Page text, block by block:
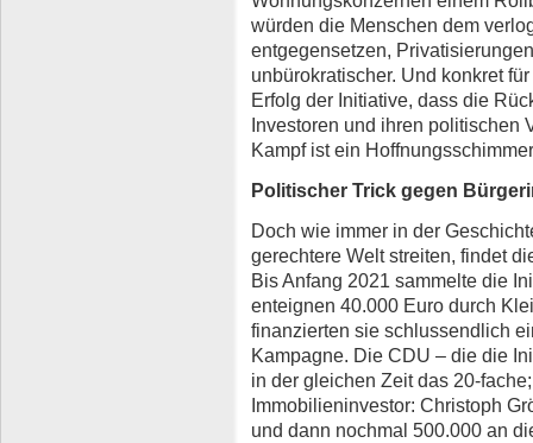
würden die Menschen dem
entgegensetzen,
unbürokratischer. Und konkret
Erfolg der Initiative, dass die
Investoren und ihren politischen
Kampf ist ein
Politischer Trick gegen
Doch wie immer in der
gerechtere Welt streiten, findet
Bis Anfang 2021 sammelte die
enteignen 40.000 Euro durch
finanzierten sie schlussendlich
Kampagne. Die CDU – die die
in der gleichen Zeit das 20-
Immobilieninvestor: Christoph
und dann nochmal 500.000 an